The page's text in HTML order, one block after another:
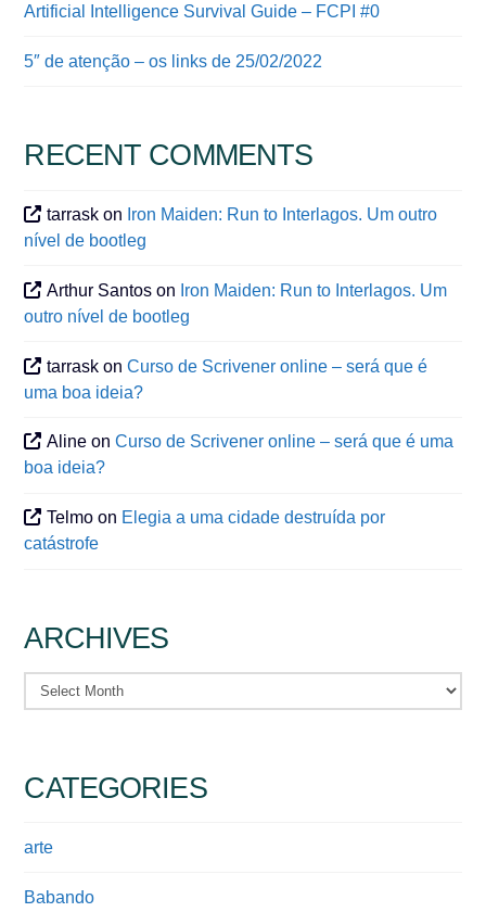
Artificial Intelligence Survival Guide – FCPI #0
5″ de atenção – os links de 25/02/2022
RECENT COMMENTS
tarrask on Iron Maiden: Run to Interlagos. Um outro
nível de bootleg
Arthur Santos on Iron Maiden: Run to Interlagos. Um
outro nível de bootleg
tarrask onCurso de Scrivener online – será que é
uma boa ideia?
Aline onCurso de Scrivener online – será que é uma
boa ideia?
Telmo on Elegia a uma cidade destruída por
catástrofe
ARCHIVES
Archives
CATEGORIES
arte
Babando